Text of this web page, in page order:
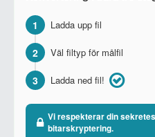
1 Ladda upp fil
2 Väl filtyp för målfil
3 Ladda ned fil!
Vi respekterar din
bitarskryptering.